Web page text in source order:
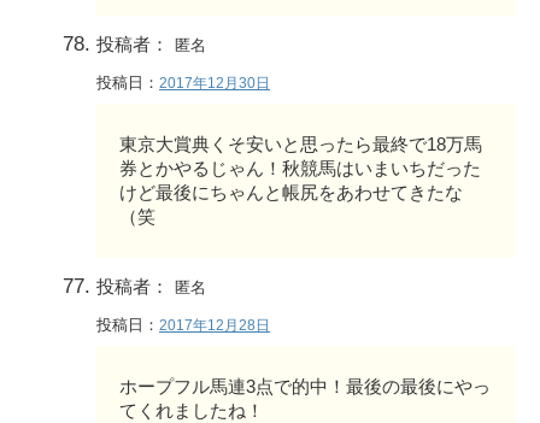
投稿者： 匿名
投稿日： 2017年12月30日
東京大賞典くそ安いと思ったら最終で18万馬
券とかやるじゃん！秋競馬はいまいちだった
けど最後にちゃんと帳尻をあわせてきたな
（笑
投稿者： 匿名
投稿日： 2017年12月28日
ホープフル馬連3点で的中！最後の最後にやっ
てくれましたね！